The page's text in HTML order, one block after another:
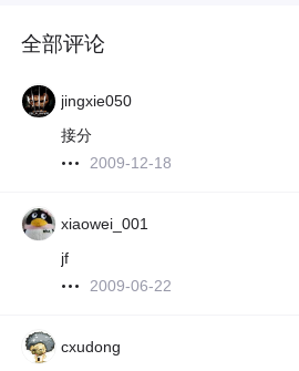
全部评论
jingxie050
接分
2009-12-18
xiaowei_001
jf
2009-06-22
cxudong